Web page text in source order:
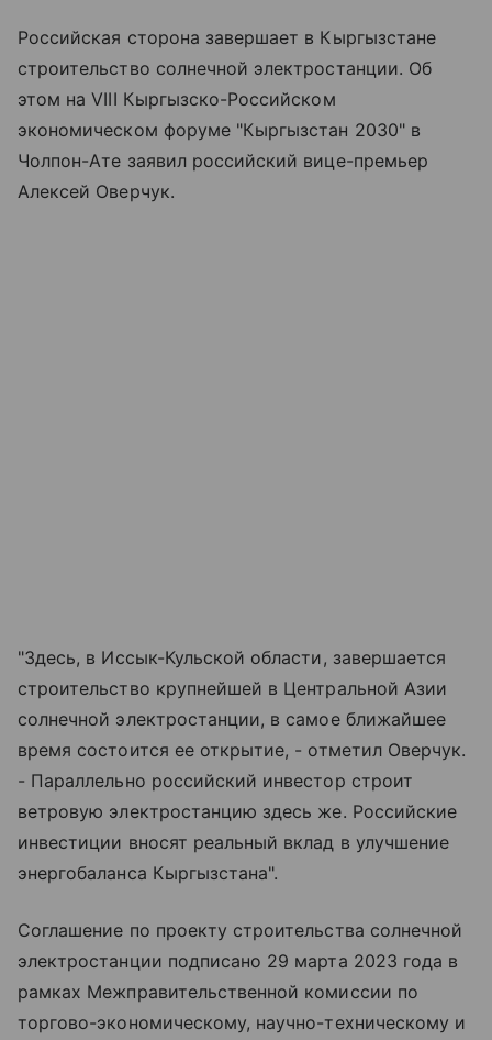
Российская сторона завершает в Кыргызстане
строительство солнечной электростанции. Об
этом на VIII Кыргызско-Российском
экономическом форуме "Кыргызстан 2030" в
Чолпон-Ате заявил российский вице-премьер
Алексей Оверчук.
"Здесь, в Иссык-Кульской области, завершается
строительство крупнейшей в Центральной Азии
солнечной электростанции, в самое ближайшее
время состоится ее открытие, - отметил Оверчук.
- Параллельно российский инвестор строит
ветровую электростанцию здесь же. Российские
инвестиции вносят реальный вклад в улучшение
энергобаланса Кыргызстана".
Соглашение по проекту строительства солнечной
электростанции подписано 29 марта 2023 года в
рамках Межправительственной комиссии по
торгово-экономическому, научно-техническому и